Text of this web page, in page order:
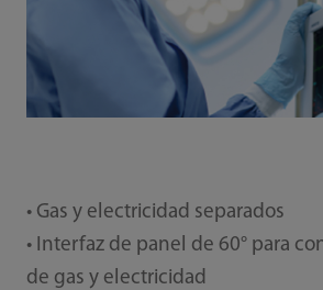
• Gas y electricidad separados
• Interfaz de panel de 60° para
de gas y electricidad